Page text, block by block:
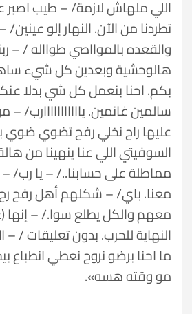
اللي ملهاش لازمة/ – طيب اصبر
تطردنا من الآن. النهار إلو
والقعده بالموااصي طوااله / –
هالوحشية وبعدين كل شيء
بكم. احنا بنعمل كل شي بدلا
سالمين غانمين.
عليها راح نخلي رفح تضوي ضوي
السوفيتي اللي عنا ينهينا من
مماطلة على حسابنا../ – يا رب/
معنا. باي/ – شكلهم أهل رفح
النهاية للحرب. بدون تعليقات / –
ما احنا برضو نروح نعطي
مو وقته هسه».